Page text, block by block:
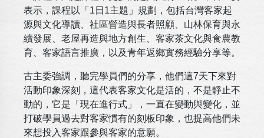
表示，課程以「1日1主題」規劃，包括台灣客家起
源與文化導讀、社區營造與長者照顧、山林保育與永
續發展、老屋再造與地方創生、客家茶文化與食農教
育、客家語言推廣，以及青年返鄉實務經驗分享等。
古主委強調，聽完學員們的分享，他們這7天下來對
活動印象深刻，這代表客家文化是活的，不是靜止不
動的，它是「現在進行式」，一直在變動與變化，並
打破學員過去對客家慣有的刻板印象，也提高他們未
來想投入客家跟參與客家的意願。